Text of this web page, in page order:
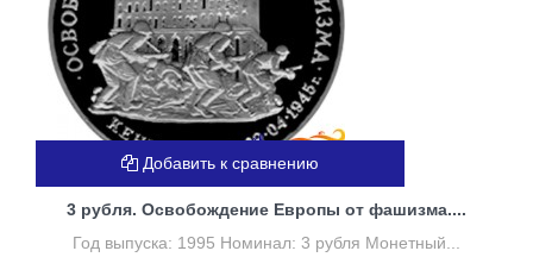
3 рубля. Освобождение Европы от фашизма....
Год выпуска: 1995 Номинал: 3 рубля Монетный...
Добавить к сравнению